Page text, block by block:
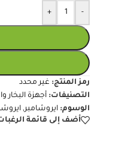
-
+
رمز المنتج: غير محدد
التصنيفات: أجهزة البخار
الوسوم: ايروشامبر,
أضف إلى قائمة